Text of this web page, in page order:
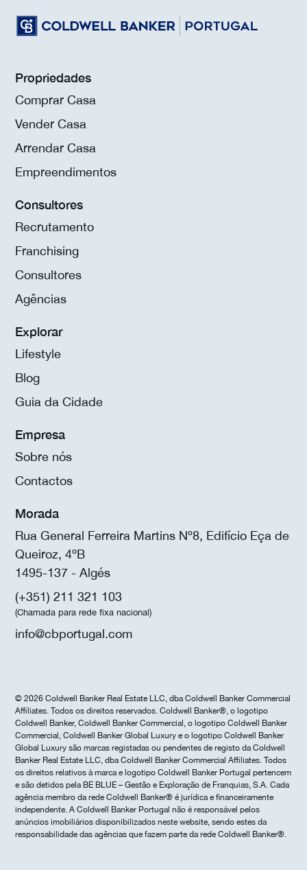
Propriedades
Comprar Casa
Vender Casa
Arrendar Casa
Empreendimentos
Consultores
Recrutamento
Franchising
Consultores
Agências
Explorar
Lifestyle
Blog
Guia da Cidade
Empresa
Sobre nós
Contactos
Morada
Rua General Ferreira Martins Nº8, Edifício Eça de
Queiroz, 4ºB
1495-137 - Algés
(+351) 211 321 103
(Chamada para rede fixa nacional)
info@cbportugal.com
© 2026 Coldwell Banker Real Estate LLC, dba Coldwell Banker Commercial
Affiliates. Todos os direitos reservados. Coldwell Banker®, o logotipo
Coldwell Banker, Coldwell Banker Commercial, o logotipo Coldwell Banker
Commercial, Coldwell Banker Global Luxury e o logotipo Coldwell Banker
Global Luxury são marcas registadas ou pendentes de registo da Coldwell
Banker Real Estate LLC, dba Coldwell Banker Commercial Affiliates. Todos
os direitos relativos à marca e logotipo Coldwell Banker Portugal pertencem
e são detidos pela BE BLUE – Gestão e Exploração de Franquias, S.A. Cada
agência membro da rede Coldwell Banker® é jurídica e financeiramente
independente. A Coldwell Banker Portugal não é responsável pelos
anúncios imobiliários disponibilizados neste website, sendo estes da
responsabilidade das agências que fazem parte da rede Coldwell Banker®.